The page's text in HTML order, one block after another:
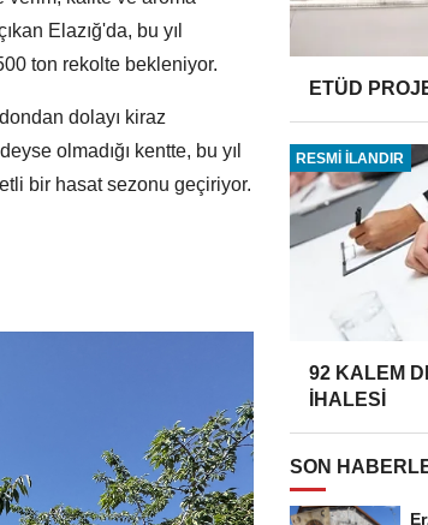
Elazığ'da, bu yıl
ton rekolte bekleniyor.
dolayı kiraz
olmadığı kentte, bu yıl
bir hasat sezonu geçiriyor.
ETÜD
RESMİ İLANDIR
92 KALEM
İHALESİ
SON